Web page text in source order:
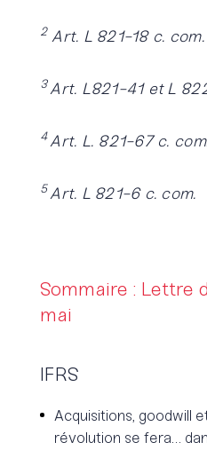
2 Art. L 821-18 c. com.
3Art. L821-41 et L
4Art. L. 821-67 c. com.
5Art. L 821-6 c. com.
Sommaire : Lettre
mai
IFRS
Acquisitions, goodwill
révolution se fera…